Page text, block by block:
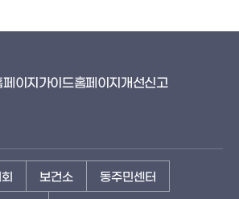
페이지가이드홈페이지개선신고
보건소 동주민센터